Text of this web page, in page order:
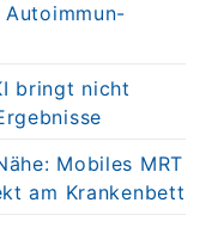
bringt nicht
Mobiles MRT
am Krankenbett